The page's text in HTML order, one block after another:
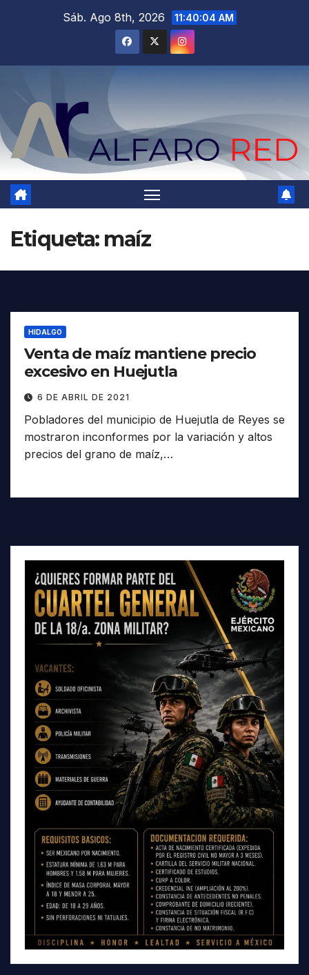
Sáb. Ago 8th, 2026 11:40:05 AM
Etiqueta: maíz
HIDALGO
Venta de maíz mantiene precio
excesivo en Huejutla
6 DE ABRIL DE 2021
Pobladores del municipio de Huejutla de Reyes se
mostraron inconformes por la variación y altos
precios del grano de maíz,…